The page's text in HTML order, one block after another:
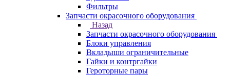
Фильтры
Запчасти окрасочного оборудования
Назад
Запчасти окрасочного оборудования
Блоки управления
Вкладыши ограничительные
Гайки и контргайки
Героторные пары